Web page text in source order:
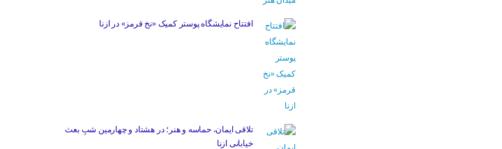
افتتاح نمایشگاه پوستر کمیک «نخ قرمز» در ازنا
تلاقی ایمان، حماسه و هنر؛ در هشتاد و چهارمین شبِ بعث
خیابانی ازنا